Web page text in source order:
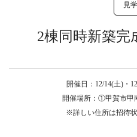
見
2棟同時新築完
開催日：12/14(土)・
開催場所：①甲賀市
※詳しい住所は招待状